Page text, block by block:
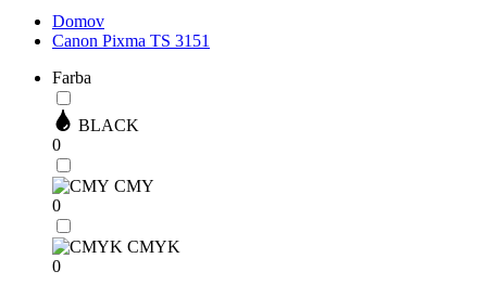
Domov
Canon Pixma TS 3151
Farba
BLACK
0
CMY
0
CMYK
0